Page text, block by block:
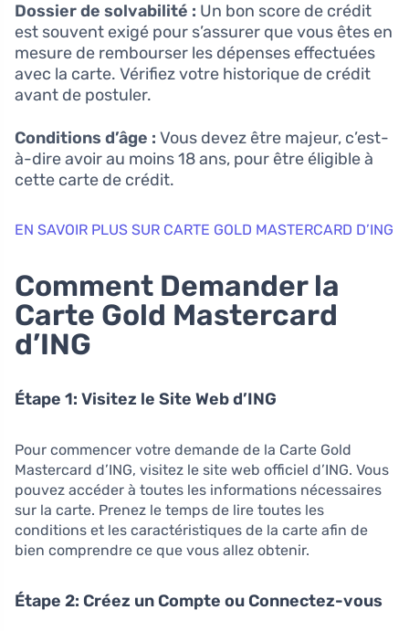
Dossier de solvabilité : Un bon score de crédit
est souvent exigé pour s’assurer que vous êtes en
mesure de rembourser les dépenses effectuées
avec la carte. Vérifiez votre historique de crédit
avant de postuler.
Conditions d’âge : Vous devez être majeur, c’est-
à-dire avoir au moins 18 ans, pour être éligible à
cette carte de crédit.
EN SAVOIR PLUS SUR CARTE GOLD MASTERCARD D’ING
Comment Demander la
Carte Gold Mastercard
d’ING
Étape 1: Visitez le Site Web d’ING
Pour commencer votre demande de la Carte Gold
Mastercard d’ING, visitez le site web officiel d’ING. Vous
pouvez accéder à toutes les informations nécessaires
sur la carte. Prenez le temps de lire toutes les
conditions et les caractéristiques de la carte afin de
bien comprendre ce que vous allez obtenir.
Étape 2: Créez un Compte ou Connectez-vous